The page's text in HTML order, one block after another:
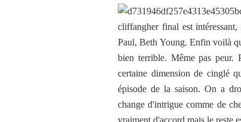
cliffangher final est
Paul, Beth Young. Enfin voilà
bien terrible. Même pas peur.
certaine dimension de cinglé
épisode de la saison. On a
change d'intrigue comme de
vraiment d'accord mais le reste